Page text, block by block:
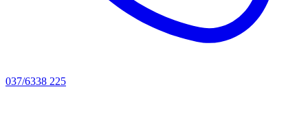
037/6338 225